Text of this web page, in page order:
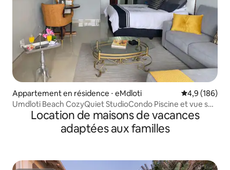
Appartement en résidence ⋅ eMdloti Évaluation
4,9 (186)
Umdloti Beach CozyQuiet StudioCondo Piscine et vue sur
la merLocation de maisons de vacances
adaptées aux familles